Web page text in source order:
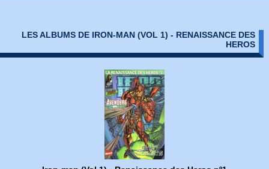
LES ALBUMS DE IRON-MAN (VOL 1) - RENAISSANCE DES
HEROS